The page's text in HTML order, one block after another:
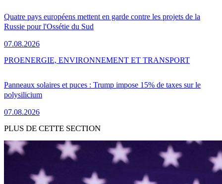
Quatre pays européens mettent en garde contre les projets de la
Russie pour l'Ossétie du Sud
07.08.2026
Panneaux solaires et puces : Trump impose 15% de taxes sur le
polysilicium
07.08.2026
PROENERGIE, ENVIRONNEMENT ET TRANSPORT
PLUS DE CETTE SECTION